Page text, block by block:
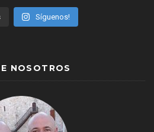
Síguenos!
NOSOTROS